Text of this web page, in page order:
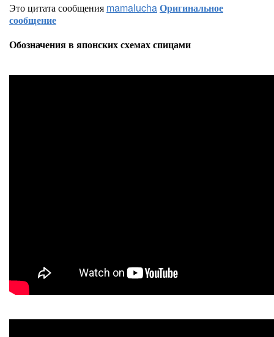
Это цитата сообщения mamaluchaОригинальное
сообщение
Обозначения в японских схемах спицами